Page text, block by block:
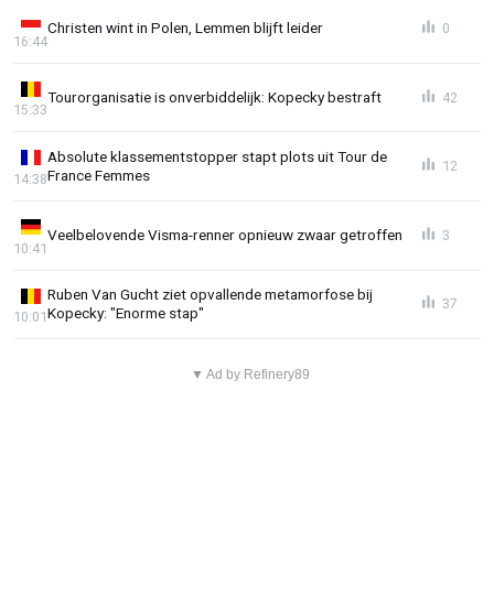
Christen wint in Polen, Lemmen blijft leider
16:44
0
Tourorganisatie is onverbiddelijk: Kopecky bestraft
15:33
42
Absolute klassementstopper stapt plots uit Tour de
France Femmes
14:38
12
Veelbelovende Visma-renner opnieuw zwaar getroffen
10:41
3
Ruben Van Gucht ziet opvallende metamorfose bij
Kopecky: "Enorme stap"
10:01
37
▼ Ad by Refinery89